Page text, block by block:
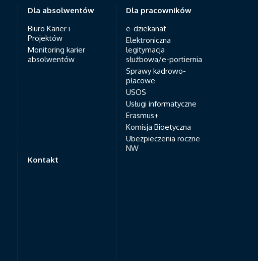
Dla absolwentów
Biuro Karier i
Projektów
Monitoring karier
absolwentów
Dla pracowników
e-dziekanat
Elektroniczna
legitymacja
służbowa/e-portiernia
Sprawy kadrowo-
płacowe
USOS
Usługi informatyczne
Erasmus+
Komisja Bioetyczna
Ubezpieczenia roczne
NW
Kontakt